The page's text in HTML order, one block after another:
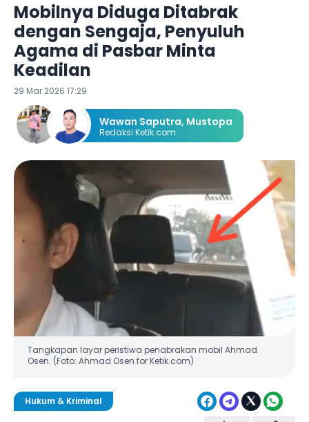
Mobilnya Diduga Ditabrak
dengan Sengaja, Penyuluh
Agama di Pasbar Minta
Keadilan
29 Mar 2026 17:29
Wawan Saputra, Mustopa
Redaksi Ketik.com
Tangkapan layar peristiwa penabrakan mobil Ahmad
Osen. (Foto: Ahmad Osen for Ketik.com)
Hukum & Kriminal